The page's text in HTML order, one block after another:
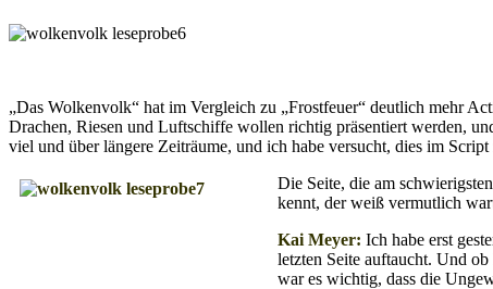
„Das Wolkenvolk“ hat im Vergleich zu „Frostfeuer“ deutlich mehr
Drachen, Riesen und Luftschiffe wollen richtig präsentiert werden,
viel und über längere Zeiträume, und ich habe versucht, dies im
Die Seite, die am
kennt, der weiß vermutlich
Kai Meyer: Ich habe erst
letzten Seite auftaucht. Und
war es wichtig, dass die